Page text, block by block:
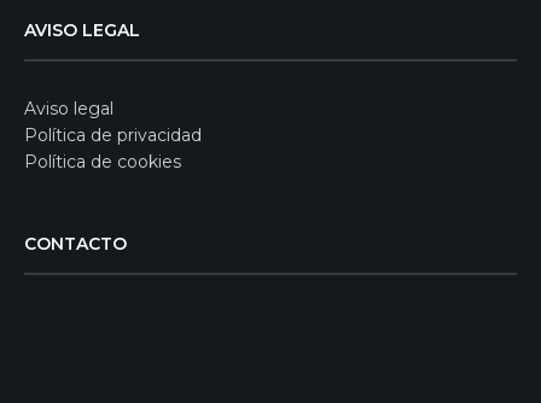
AVISO LEGAL
Aviso legal
Política de privacidad
Política de cookies
CONTACTO